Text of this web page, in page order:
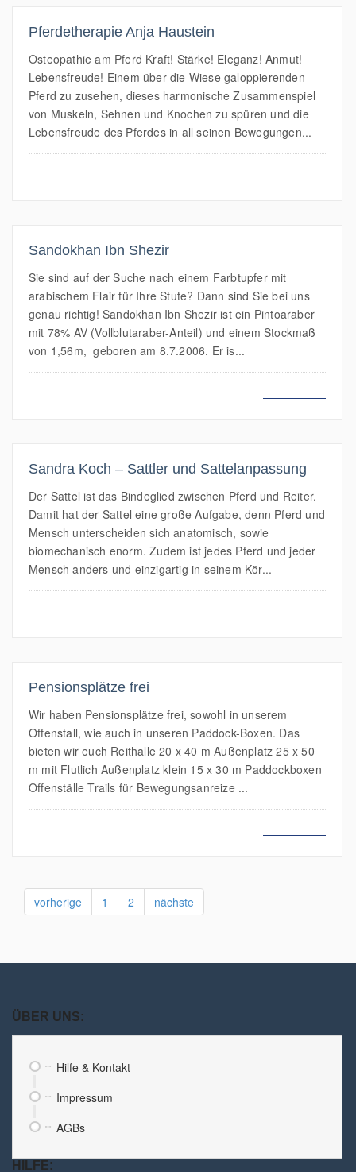
Pferdetherapie Anja Haustein
Osteopathie am Pferd Kraft! Stärke! Eleganz! Anmut!
Lebensfreude! Einem über die Wiese galoppierenden
Pferd zu zusehen, dieses harmonische Zusammenspiel
von Muskeln, Sehnen und Knochen zu spüren und die
Lebensfreude des Pferdes in all seinen Bewegungen...
Sandokhan Ibn Shezir
Sie sind auf der Suche nach einem Farbtupfer mit
arabischem Flair für Ihre Stute? Dann sind Sie bei uns
genau richtig! Sandokhan Ibn Shezir ist ein Pintoaraber
mit 78% AV (Vollblutaraber-Anteil) und einem Stockmaß
von 1,56m, geboren am 8.7.2006. Er is...
Sandra Koch – Sattler und Sattelanpassung
Der Sattel ist das Bindeglied zwischen Pferd und Reiter.
Damit hat der Sattel eine große Aufgabe, denn Pferd und
Mensch unterscheiden sich anatomisch, sowie
biomechanisch enorm. Zudem ist jedes Pferd und jeder
Mensch anders und einzigartig in seinem Kör...
Pensionsplätze frei
Wir haben Pensionsplätze frei, sowohl in unserem
Offenstall, wie auch in unseren Paddock-Boxen. Das
bieten wir euch Reithalle 20 x 40 m Außenplatz 25 x 50
m mit Flutlich Außenplatz klein 15 x 30 m Paddockboxen
Offenställe Trails für Bewegungsanreize ...
vorherige 1 2 nächste
ÜBER UNS:
Hilfe & Kontakt
Impressum
AGBs
HILFE: